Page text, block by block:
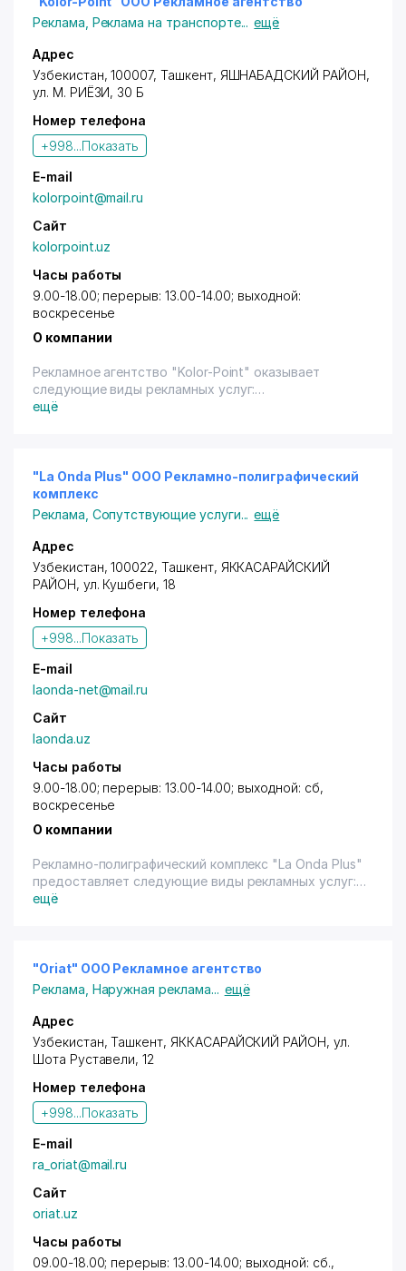
рекламаносителей таких как остановочные
комплексы, mupi (сити-формат), афишные
конструкции (Тошкент эълонлари).
Реклама Реклама на транспорте... ещё
Адрес
Узбекистан, 100007, Ташкент, ЯШНАБАДСКИЙ РАЙОН,
ул. М. РИЁЗИ, 30 Б
Номер телефона
+998...Показать
E-mail
kolorpoint@mail.ru
Сайт
kolorpoint.uz
Часы работы
9.00-18.00; перерыв: 13.00-14.00; выходной:
воскресенье
О компании
Рекламное агентство "Kolor-Point" оказывает
следующие виды рекламных услуг:
- производство наружной и нестандартной
растяжек, маркиз, световых коробов, объемных
букв;
- изготовление выставочных конструкций;
- дизайн рекламы;
- реклама на транспорте.
ещё
"La Onda Plus" OOO Рекламно-полиграфический
комплекс
Реклама Сопутствующие услуги... ещё
Адрес
Узбекистан, 100022, Ташкент, ЯККАСАРАЙСКИЙ
РАЙОН, ул. Кушбеги, 18
Номер телефона
+998...Показать
E-mail
laonda-net@mail.ru
Сайт
laonda.uz
Часы работы
9.00-18.00; перерыв: 13.00-14.00; выходной: сб,
воскресенье
О компании
Рекламно-полиграфический комплекс "La Onda Plus"
предоставляет следующие виды рекламных услуг:
изготовление сувенирной продукции (печать
ещё
"Oriat" ООО Рекламное агентство
Реклама Наружная реклама... ещё
Адрес
Узбекистан,Ташкент, ЯККАСАРАЙСКИЙ РАЙОН, ул.
Шота Руставели, 12
Номер телефона
+998...Показать
E-mail
ra_oriat@mail.ru
Сайт
oriat.uz
Часы работы
09.00-18.00; перерыв: 13.00-14.00; выходной: сб.,